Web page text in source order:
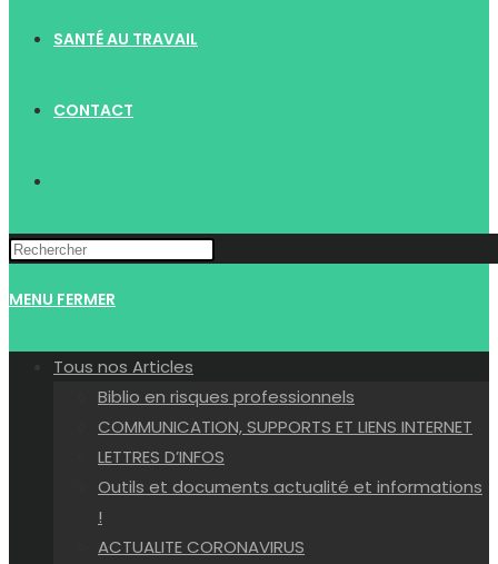
SANTÉ AU TRAVAIL
CONTACT
WEBSITE
MENU FERMER
Tous nos Articles
Biblio en risques professionnels
COMMUNICATION, SUPPORTS ET LIENS INTERNET
LETTRES D’INFOS
Outils et documents actualité et informations
!
ACTUALITE CORONAVIRUS